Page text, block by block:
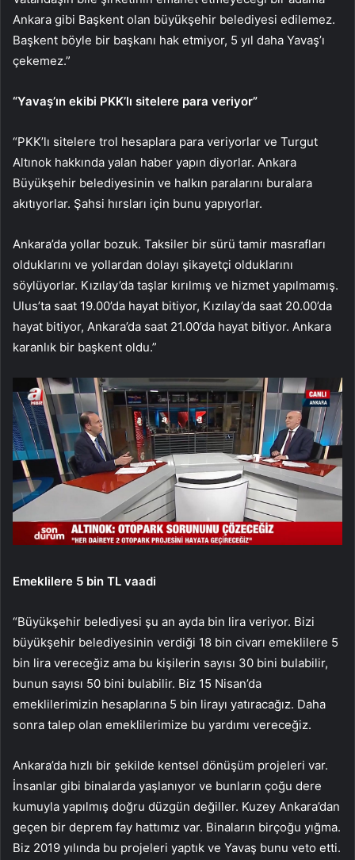
Ankara gibi Başkent olan büyükşehir belediyesi edilemez.
Başkent böyle bir başkanı hak etmiyor, 5 yıl daha Yavaş’ı
çekemez.”
“Yavaş’ın ekibi PKK’lı sitelere para veriyor”
“PKK’lı sitelere trol hesaplara para veriyorlar ve Turgut
Altınok hakkında yalan haber yapın diyorlar. Ankara
Büyükşehir belediyesinin ve halkın paralarını buralara
akıtıyorlar. Şahsi hırsları için bunu yapıyorlar.
Ankara’da yollar bozuk. Taksiler bir sürü tamir masrafları
olduklarını ve yollardan dolayı şikayetçi olduklarını
söylüyorlar. Kızılay’da taşlar kırılmış ve hizmet yapılmamış.
Ulus’ta saat 19.00’da hayat bitiyor, Kızılay’da saat 20.00’da
hayat bitiyor, Ankara’da saat 21.00’da hayat bitiyor. Ankara
karanlık bir başkent oldu.”
Emeklilere 5 bin TL vaadi
“Büyükşehir belediyesi şu an ayda bin lira veriyor. Bizi
büyükşehir belediyesinin verdiği 18 bin civarı emeklilere 5
bin lira vereceğiz ama bu kişilerin sayısı 30 bini bulabilir,
bunun sayısı 50 bini bulabilir. Biz 15 Nisan’da
emeklilerimizin hesaplarına 5 bin lirayı yatıracağız. Daha
sonra talep olan emeklilerimize bu yardımı vereceğiz.
Ankara’da hızlı bir şekilde kentsel dönüşüm projeleri var.
İnsanlar gibi binalarda yaşlanıyor ve bunların çoğu dere
kumuyla yapılmış doğru düzgün değiller. Kuzey Ankara’dan
geçen bir deprem fay hattımız var. Binaların birçoğu yığma.
Biz 2019 yılında bu projeleri yaptık ve Yavaş bunu veto etti.